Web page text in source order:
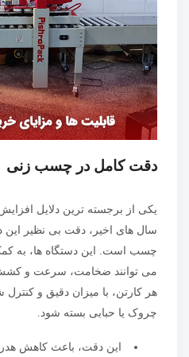
دقت کامل در چسب زنی
یکی از برجسته ترین دلایل
سال های اخیر، دقت بی نظیر این
چسب است. این دستگاه ها، به
می توانند ضخامت، سرعت و کشش
هر کارتن، با میزان دقیق و
چروک یا حبابی بسته شود.
این دقت، باعث کاهش